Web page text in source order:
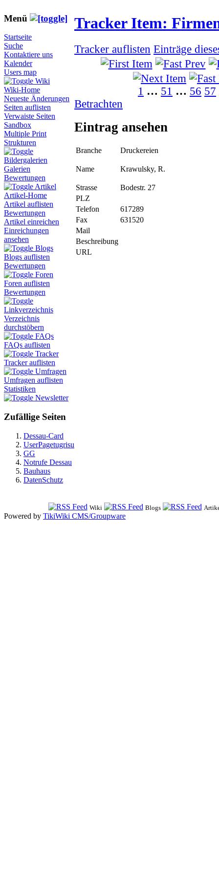
Menü
Startseite
Suche
Kontaktiere uns
Kalender
Users map
Wiki
Wiki-Home
Neueste Änderungen
Seiten auflisten
Verwaiste Seiten
Sandbox
Multiple Print
Strukturen
Bildergalerien
Galerien
Bewertungen
Artikel
Artikel-Home
Artikel auflisten
Bewertungen
Artikel einreichen
Einreichungen
ansehen
Blogs
Blogs auflisten
Bewertungen
Foren
Foren auflisten
Bewertungen
Linkverzeichnis
Verzeichnis
durchstöbern
FAQs
FAQs auflisten
Tracker
Tracker auflisten
Umfragen
Umfragen auflisten
Statistiken
Newsletter
Zufällige Seiten
Dessau-Card
UserPagetugrisu
GG
Notrufe Dessau
Bauhaus
DatenSchutz
Tracker Item:
Tracker auflisten Einträge
1 … 51 … 56 57
Betrachten
Eintrag ansehen
Branche Druckereien
Name Krawulsky, R.
Strasse
Bodestr. 27
PLZ
Telefon
617289
Fax
631520
Mail
Beschreibung
URL
Wiki Blogs
Powered by TikiWiki CMS/Groupware